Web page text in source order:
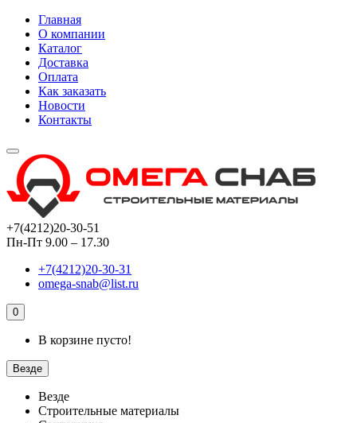
Главная
О компании
Каталог
Доставка
Оплата
Как заказать
Новости
Контакты
+7(4212)20-30-51
Пн-Пт 9.00 – 17.30
+7(4212)20-30-31
omega-snab@list.ru
0
В корзине пусто!
Везде
Везде
Строительные материалы